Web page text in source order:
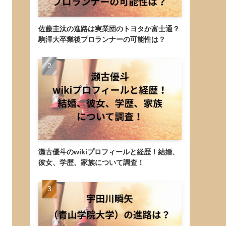
佐藤圭汰の進路は実業団のトヨタか富士通？
駒澤大卒業後プロランナーの可能性は？
瀬古優斗のwikiプロフィールと経歴！結婚、
彼女、学歴、家族について調査！